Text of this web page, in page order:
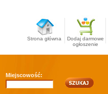
Strona główna
Dodaj darmowe
ogłoszenie
Miejscowość: